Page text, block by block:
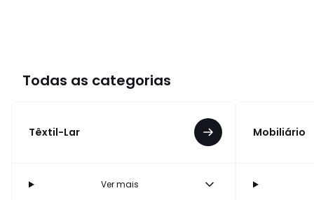
Todas as categorias
Têxtil-Lar
Ver mais
Mobiliário